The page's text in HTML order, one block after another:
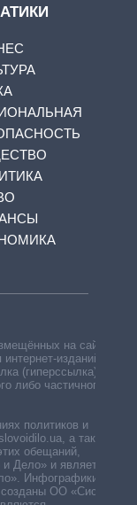
на сайте,
изданий —
(гиперссылка)
либо частичного
политиков и
а также
обещаний,
Дело» и является
Инфографики,
ОО «Система